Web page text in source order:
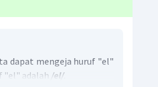
dapat mengeja huruf "el"
"el" adalah /el/.